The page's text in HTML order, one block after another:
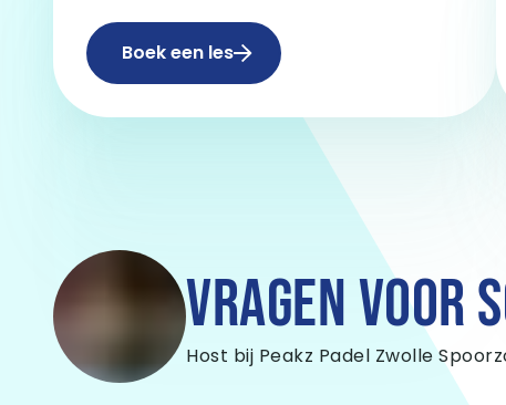
Boek een les
VRAGEN VOOR
Host bij Peakz Padel Zwolle